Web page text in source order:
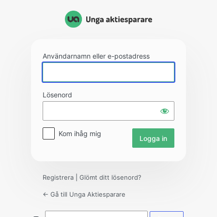
Användarnamn eller e-postadress
Lösenord
Kom ihåg mig
Registrera Glömt ditt lösenord?
← Gå till Unga Aktiesparare